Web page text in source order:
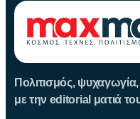
Πολιτισμός,
με την editorial ματιά